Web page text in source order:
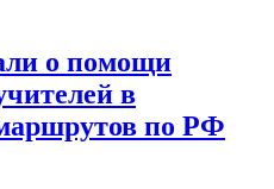
о помощи
в
по РФ